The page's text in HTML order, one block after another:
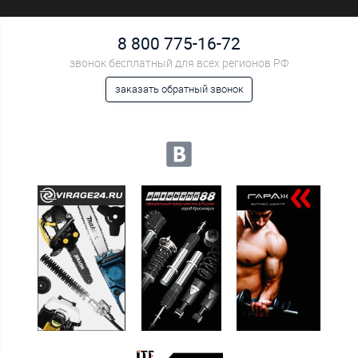
8 800 775-16-72
звонок бесплатный для всех регионов РФ
заказать обратный звонок